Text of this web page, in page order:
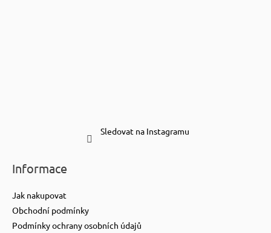
Sledovat na Instagramu
Informace
Jak nakupovat
Obchodní podmínky
Podmínky ochrany osobních údajů